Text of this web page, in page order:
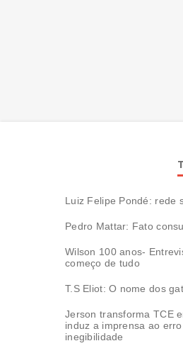
Luiz Felipe Pondé: rede
Pedro Mattar: Fato
Wilson 100 anos-
começo de tudo
T.S Eliot: O nome dos
Jerson transforma TCE
induz a imprensa ao
inegibilidade